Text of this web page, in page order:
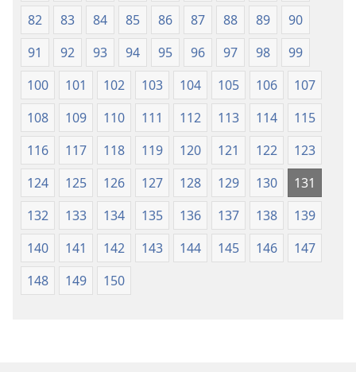
82
83 84 85 86 87 88 89
90
91
92 93 94 95 96 97 98
99
100
101 102 103 104 105 106
107
108
109 110 111 112 113 114
115
116
117 118 119 120 121 122
123
124
125 126 127 128 129 130
131
132
133 134 135 136 137 138
139
140
141 142 143 144 145 146
147
148
149 150